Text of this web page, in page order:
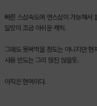
빠른 스삼속도에 연스삼이 가능해서
딜량이 조금 아쉬운 캐릭.
그래도 못써먹을 정도는 아니지만 현
사용 빈도는 그리 많진 않을듯.
아직은 현역이다.